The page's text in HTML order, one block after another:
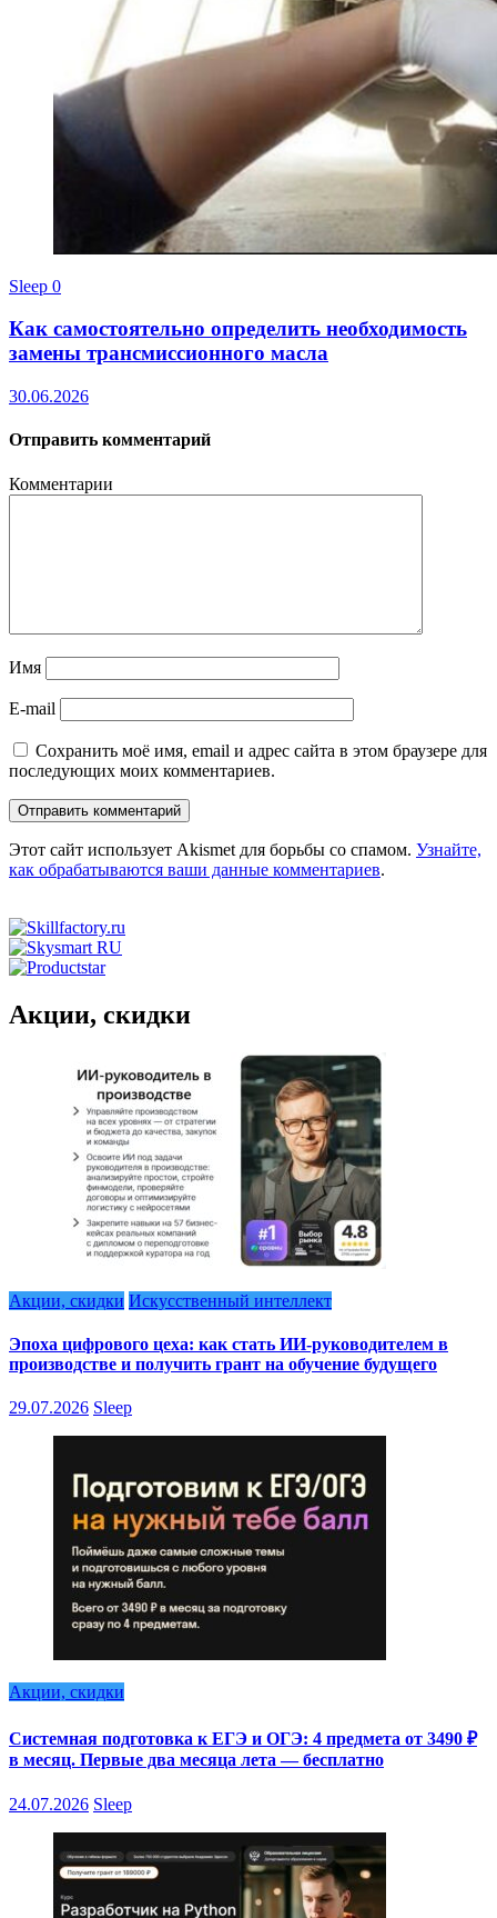
Sleep 0
Как самостоятельно определить необходимость
замены трансмиссионного масла
30.06.2026
Отправить комментарий
Комментарии
Имя
E-mail
Сохранить моё имя, email и адрес сайта в этом браузере для
последующих моих комментариев.
Этот сайт использует Akismet для борьбы со спамом. Узнайте,
как обрабатываются ваши данные комментариев.
Акции, скидки
Акции, скидки Искусственный интеллект
Эпоха цифрового цеха: как стать ИИ-руководителем в
производстве и получить грант на обучение будущего
29.07.2026 Sleep
Акции, скидки
Системная подготовка к ЕГЭ и ОГЭ: 4 предмета от 3490 ₽
в месяц. Первые два месяца лета — бесплатно
24.07.2026 Sleep